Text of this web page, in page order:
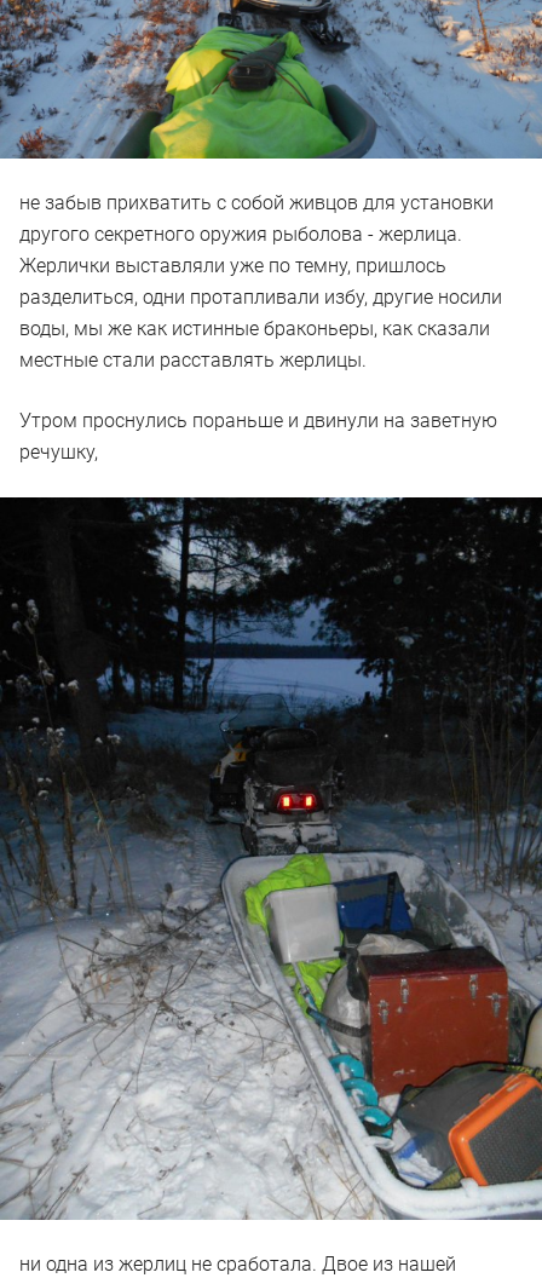
не забыв прихватить с собой живцов для установки
другого секретного оружия рыболова - жерлица.
Жерлички выставляли уже по темну, пришлось
разделиться, одни протапливали избу, другие носили
воды, мы же как истинные браконьеры, как сказали
местные стали расставлять жерлицы.
Утром проснулись пораньше и двинули на заветную
речушку,
ни одна из жерлиц не сработала. Двое из нашей